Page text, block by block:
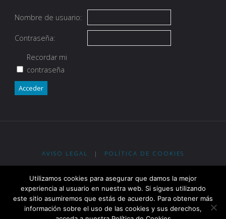
Nombre de usuario:
Contraseña:
Recordar mi
contraseña
Acceder
AVISO LEGAL | POLÍTICA DE COOKIES
Eypos Club de Tiro con Arco - R. G. Ent. Dep. Gobierno de La Rioja
nº 2-0913 - R. RFETA nº 2.400
Utilizamos cookies para asegurar que damos la mejor
experiencia al usuario en nuestra web. Si sigues utilizando
este sitio asumiremos que estás de acuerdo. Para obtener más
información sobre el uso de las cookies y sus derechos,